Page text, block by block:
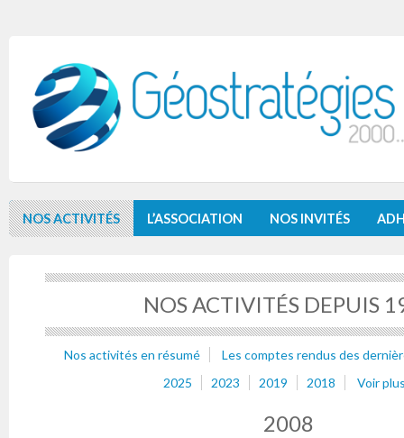
NOS ACTIVITÉS L’ASSOCIATION NOS INVITÉS
NOS ACTIVITÉS DEPUIS
Nos activités en résumé
Les comptes rendus des
2025
2023 2019 2018 Voir
2008